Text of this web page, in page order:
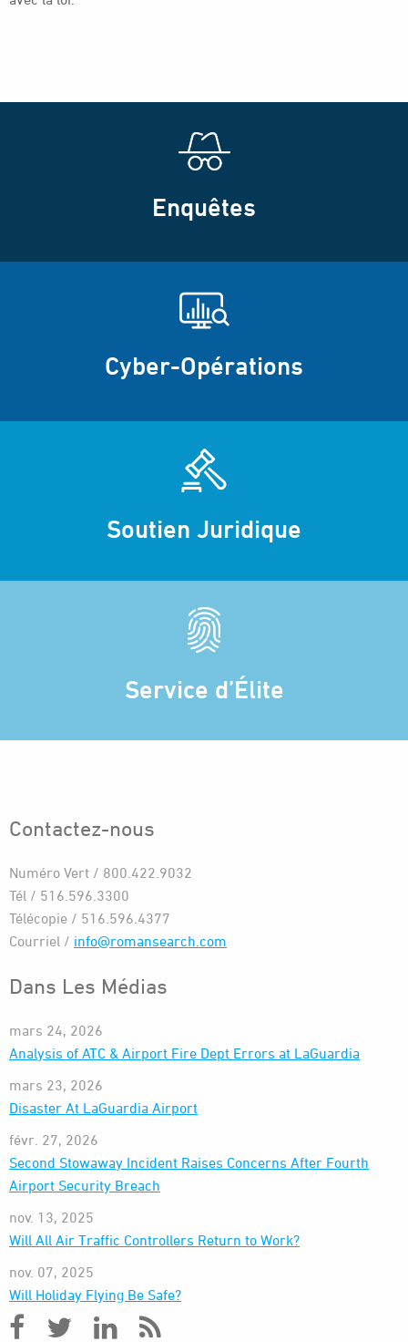
Enquêtes
Cyber-Opérations
Soutien Juridique
Service d’Élite
Contactez-nous
Numéro Vert / 800.422.9032
Tél / 516.596.3300
Télécopie / 516.596.4377
Courriel / info@romansearch.com
Dans Les Médias
mars 24, 2026
Analysis of ATC & Airport Fire Dept Errors at LaGuardia
mars 23, 2026
Disaster At LaGuardia Airport
févr. 27, 2026
Second Stowaway Incident Raises Concerns After Fourth
Airport Security Breach
nov. 13, 2025
Will All Air Traffic Controllers Return to Work?
nov. 07, 2025
Will Holiday Flying Be Safe?